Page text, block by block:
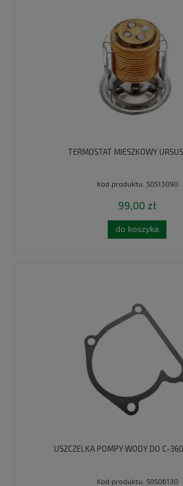
TERMOSTAT MIESZKOWY
Kod produktu: 50513090
99,00 zł
do koszyka
USZCZELKA POMPY WODY DO C-
Kod produktu: 50506130